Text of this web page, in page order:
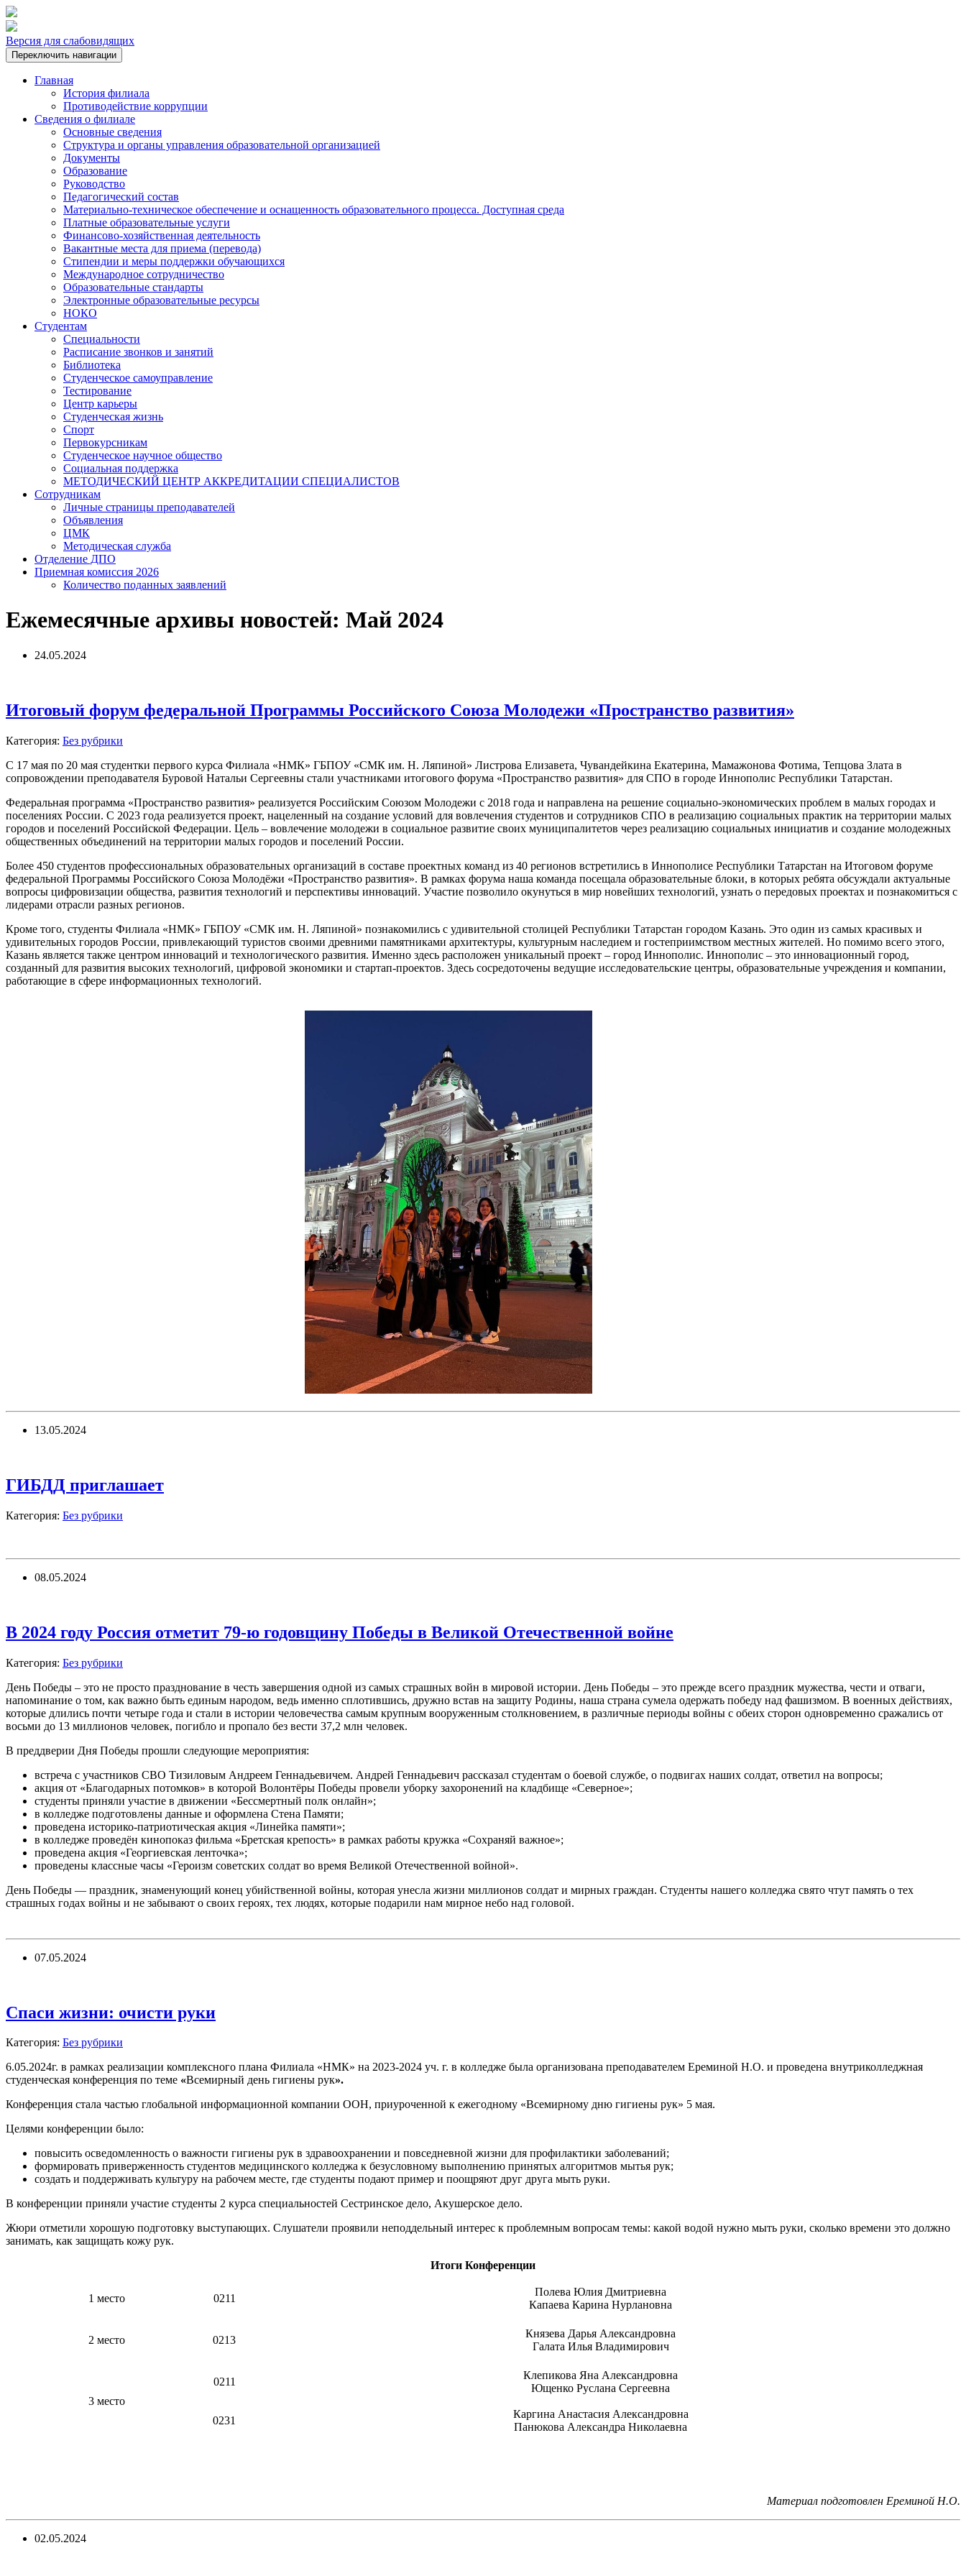
Версия для слабовидящих
Переключить навигации
Главная
История филиала
Противодействие коррупции
Сведения о филиале
Основные сведения
Структура и органы управления образовательной организацией
Документы
Образование
Руководство
Педагогический состав
Материально-техническое обеспечение и оснащенность образовательного процесса. Доступная среда
Платные образовательные услуги
Финансово-хозяйственная деятельность
Вакантные места для приема (перевода)
Стипендии и меры поддержки обучающихся
Международное сотрудничество
Образовательные стандарты
Электронные образовательные ресурсы
НОКО
Студентам
Специальности
Расписание звонков и занятий
Библиотека
Студенческое самоуправление
Тестирование
Центр карьеры
Студенческая жизнь
Спорт
Первокурсникам
Студенческое научное общество
Социальная поддержка
МЕТОДИЧЕСКИЙ ЦЕНТР АККРЕДИТАЦИИ СПЕЦИАЛИСТОВ
Сотрудникам
Личные страницы преподавателей
Объявления
ЦМК
Методическая служба
Отделение ДПО
Приемная комиссия 2026
Количество поданных заявлений
Ежемесячные архивы новостей: Май 2024
24.05.2024
Итоговый форум федеральной Программы Российского Союза Молодежи «Пространство развития»
Категория: Без рубрики
С 17 мая по 20 мая студентки первого курса Филиала «НМК» ГБПОУ «СМК им. Н. Ляпиной» Листрова Елизавета, Чувандейкина Екатерина, Мамажонова Фотима, Тепцова Злата в
сопровождении преподавателя Буровой Натальи Сергеевны стали участниками итогового форума «Пространство развития» для СПО в городе Иннополис Республики Татарстан.
​Федеральная программа «Пространство развития» реализуется Российским Союзом Молодежи с 2018 года и направлена на решение социально-экономических проблем в малых городах и
поселениях России. С 2023 года реализуется проект, нацеленный на создание условий для вовлечения студентов и сотрудников СПО в реализацию социальных практик на территории малых
городов и поселений Российской Федерации. Цель – вовлечение молодежи в социальное развитие своих муниципалитетов через реализацию социальных инициатив и создание молодежных
общественных объединений на территории малых городов и поселений России.
Более 450 студентов профессиональных образовательных организаций в составе проектных команд из 40 регионов встретились в Иннополисе Республики Татарстан на Итоговом форуме
федеральной Программы Российского Союза Молодёжи «Пространство развития». В рамках форума наша команда посещала образовательные блоки, в которых ребята обсуждали актуальные
вопросы цифровизации общества, развития технологий и перспективы инноваций. Участие позволило окунуться в мир новейших технологий, узнать о передовых проектах и познакомиться с
лидерами отрасли разных регионов.
Кроме того, студенты Филиала «НМК» ГБПОУ «СМК им. Н. Ляпиной» познакомились с удивительной столицей Республики Татарстан городом Казань. Это один из самых красивых и
удивительных городов России, привлекающий туристов своими древними памятниками архитектуры, культурным наследием и гостеприимством местных жителей. Но помимо всего этого,
Казань является также центром инноваций и технологического развития. Именно здесь расположен уникальный проект – город Иннополис. Иннополис – это инновационный город,
созданный для развития высоких технологий, цифровой экономики и стартап-проектов. Здесь сосредоточены ведущие исследовательские центры, образовательные учреждения и компании,
работающие в сфере информационных технологий.
13.05.2024
ГИБДД приглашает
Категория: Без рубрики
08.05.2024
В 2024 году Россия отметит 79-ю годовщину Победы в Великой Отечественной войне
Категория: Без рубрики
День Победы – это не просто празднование в честь завершения одной из самых страшных войн в мировой истории. День Победы – это прежде всего праздник мужества, чести и отваги,
напоминание о том, как важно быть единым народом, ведь именно сплотившись, дружно встав на защиту Родины, наша страна сумела одержать победу над фашизмом. В военных действиях,
которые длились почти четыре года и стали в истории человечества самым крупным вооруженным столкновением, в различные периоды войны с обеих сторон одновременно сражались от
восьми до 13 миллионов человек, погибло и пропало без вести 37,2 млн человек.
В преддверии Дня Победы прошли следующие мероприятия:
встреча с участников СВО Тизиловым Андреем Геннадьевичем. Андрей Геннадьевич рассказал студентам о боевой службе, о подвигах наших солдат, ответил на вопросы;
акция от «Благодарных потомков» в которой Волонтёры Победы провели уборку захоронений на кладбище «Северное»;
студенты приняли участие в движении «Бессмертный полк онлайн»;
в колледже подготовлены данные и оформлена Стена Памяти;
проведена историко-патриотическая акция «Линейка памяти»;
в колледже проведён кинопоказ фильма «Бретская крепость» в рамках работы кружка «Сохраняй важное»;
проведена акция «Георгиевская ленточка»;
проведены классные часы «Героизм советских солдат во время Великой Отечественной войной».
День Победы — праздник, знаменующий конец убийственной войны, которая унесла жизни миллионов солдат и мирных граждан. Студенты нашего колледжа свято чтут память о тех
страшных годах войны и не забывают о своих героях, тех людях, которые подарили нам мирное небо над головой.
07.05.2024
Спаси жизни: очисти руки
Категория: Без рубрики
6.05.2024г. в рамках реализации комплексного плана Филиала «НМК» на 2023-2024 уч. г. в колледже была организована преподавателем Ереминой Н.О. и проведена внутриколледжная
студенческая конференция по теме «Всемирный день гигиены рук».
Конференция стала частью глобальной информационной компании ООН, приуроченной к ежегодному «Всемирному дню гигиены рук» 5 мая.
Целями конференции было:
повысить осведомленность о важности гигиены рук в здравоохранении и повседневной жизни для профилактики заболеваний;
формировать приверженность студентов медицинского колледжа к безусловному выполнению принятых алгоритмов мытья рук;
создать и поддерживать культуру на рабочем месте, где студенты подают пример и поощряют друг друга мыть руки.
В конференции приняли участие студенты 2 курса специальностей Сестринское дело, Акушерское дело.
Жюри отметили хорошую подготовку выступающих. Слушатели проявили неподдельный интерес к проблемным вопросам темы: какой водой нужно мыть руки, сколько времени это должно
занимать, как защищать кожу рук.
Итоги Конференции
1 место 0211
Полева Юлия Дмитриевна
Капаева Карина Нурлановна
2 место 0213
Князева Дарья Александровна
Галата Илья Владимирович
3 место
0211
0231
Клепикова Яна Александровна
Ющенко Руслана Сергеевна
Каргина Анастасия Александровна
Панюкова Александра Николаевна
Материал подготовлен Ереминой Н.О.
02.05.2024